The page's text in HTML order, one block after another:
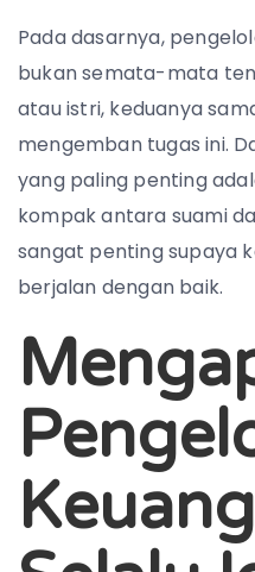
Pada dasarnya,
bukan semata-mata
atau istri, keduanya
mengemban tugas ini.
yang paling penting
kompak antara suami
sangat penting supaya
berjalan dengan baik.